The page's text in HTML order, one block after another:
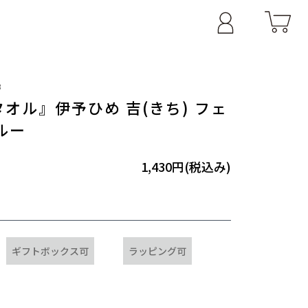
ル』伊予ひめ 吉(きち) フェ
ー
1,430円(税込み)
ギフトボックス可 ラッピング可